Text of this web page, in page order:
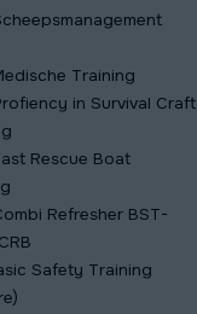
Training
in Survival Craft
Rescue Boat
Refresher BST-
Safety Training